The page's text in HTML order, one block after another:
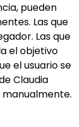
pueden
Las que
Las que
el objetivo
el usuario se
Claudia